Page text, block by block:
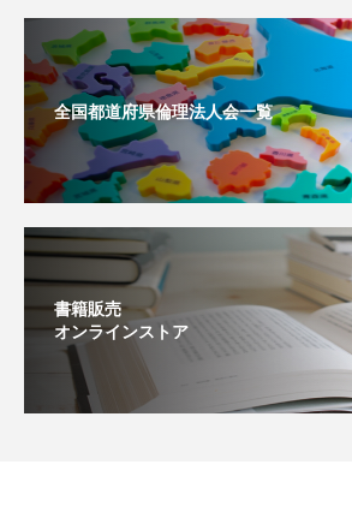
全国都道府県倫理法人会一覧
書籍販売
オンラインストア